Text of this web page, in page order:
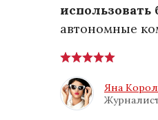
автономные
Яна